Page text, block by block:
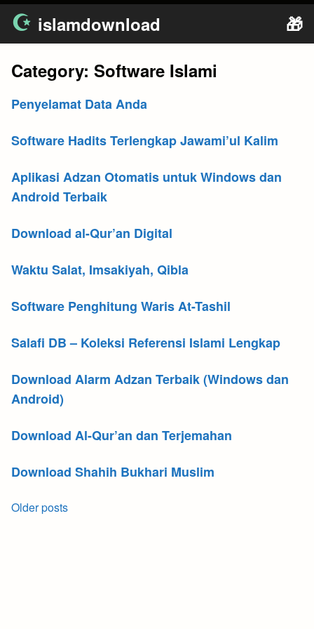
Skip
content
islamdownload
🎁
Category: Software Islami
Penyelamat Data Anda
Software Hadits Terlengkap Jawami’ul Kalim
Aplikasi Adzan Otomatis untuk Windows dan
Android Terbaik
Download al-Qur’an Digital
Waktu Salat, Imsakiyah, Qibla
Software Penghitung Waris At-Tashil
Salafi DB – Koleksi Referensi Islami Lengkap
Download Alarm Adzan Terbaik (Windows dan
Android)
Download Al-Qur’an dan Terjemahan
Download Shahih Bukhari Muslim
Posts
Older posts